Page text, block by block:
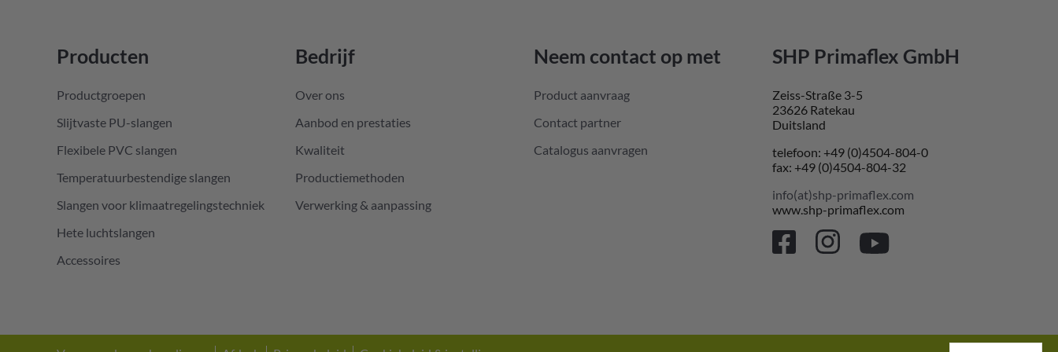
Producten
Productgroepen
Slijtvaste PU-slangen
Flexibele PVC slangen
Temperatuurbestendige slangen
Slangen voor klimaatregelingstechniek
Hete luchtslangen
Accessoires
Bedrijf
Over ons
Aanbod en prestaties
Kwaliteit
Productiemethoden
Verwerking & aanpassing
Neem contact op met
Product aanvraag
Contact partner
Catalogus aanvragen
SHP Primaflex GmbH
Zeiss-Straße 3-5
23626 Ratekau
Duitsland
telefoon: +49 (0)4504-804-0
fax: +49 (0)4504-804-32
info(at)shp-primaflex.com
www.shp-primaflex.com